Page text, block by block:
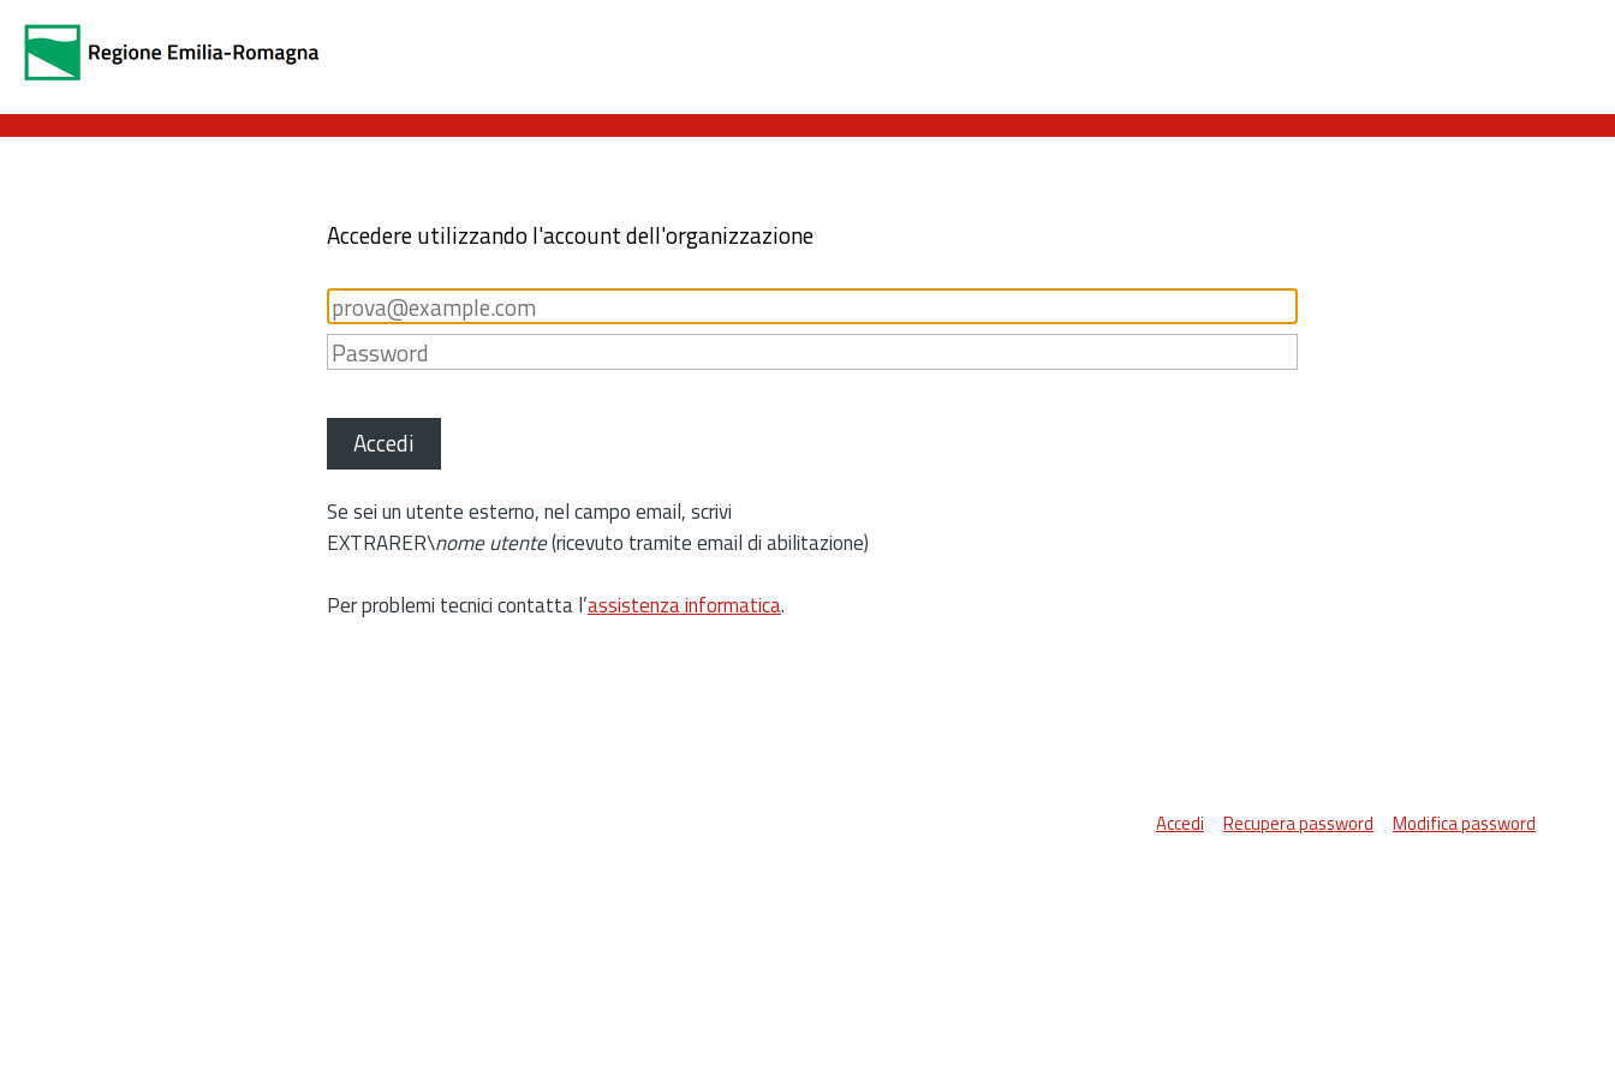
Accedere utilizzando l'account dell'organizzazione
Accedi
Se sei un utente esterno, nel campo email, scrivi
EXTRARER\nome utente(ricevuto tramite email di abilitazione)
Per problemi tecnici contatta l’assistenza informatica.
Accedi Recupera password Modifica password